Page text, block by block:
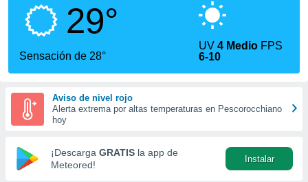
calidad.
a este
las
y
forma
digital
basada
29°
Sensación de 28°
UV4 Medio FPS
6-10
Aviso de nivel rojo
Alerta extrema por altas temperaturas en Pescorocchiano
hoy
¡Descarga GRATIS la app de
Meteored!
Instalar